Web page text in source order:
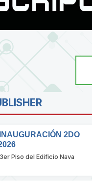
2DO
Piso del Edificio Nava